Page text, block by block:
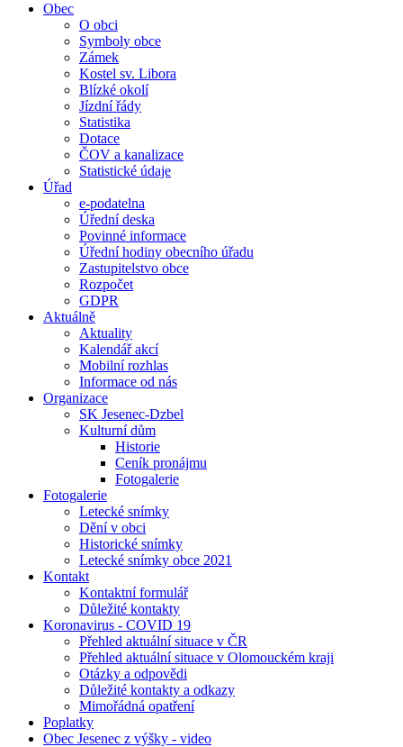
Obec
O obci
Symboly obce
Zámek
Kostel sv. Libora
Blízké okolí
Jízdní řády
Statistika
Dotace
ČOV a kanalizace
Statistické údaje
Úřad
e-podatelna
Úřední deska
Povinné informace
Úřední hodiny obecního úřadu
Zastupitelstvo obce
Rozpočet
GDPR
Aktuálně
Aktuality
Kalendář akcí
Mobilní rozhlas
Informace od nás
Organizace
SK Jesenec-Dzbel
Kulturní dům
Historie
Ceník pronájmu
Fotogalerie
Fotogalerie
Letecké snímky
Dění v obci
Historické snímky
Letecké snímky obce 2021
Kontakt
Kontaktní formulář
Důležité kontakty
Koronavirus - COVID 19
Přehled aktuální situace v ČR
Přehled aktuální situace v Olomouckém kraji
Otázky a odpovědi
Důležité kontakty a odkazy
Mimořádná opatření
Poplatky
Obec Jesenec z výšky - video